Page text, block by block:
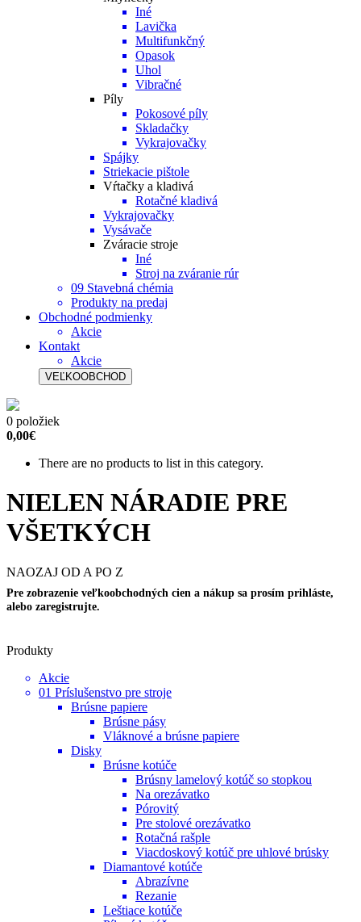
Iné
Lavička
Multifunkčný
Opasok
Uhol
Vibračné
Píly
Pokosové píly
Skladačky
Vykrajovačky
Spájky
Striekacie pištole
Vŕtačky a kladivá
Rotačné kladivá
Vykrajovačky
Vysávače
Zváracie stroje
Iné
Stroj na zváranie rúr
09 Stavebná chémia
Produkty na predaj
Obchodné podmienky
Akcie
Kontakt
Akcie
VEĽKOOBCHOD
0 položiek
0,00€
There are no products to list in this category.
NIELEN NÁRADIE PRE
VŠETKÝCH
NAOZAJ OD A PO Z
Pre zobrazenie veľkoobchodných cien a nákup sa prosím prihláste,
alebo zaregistrujte.
Produkty
Akcie
01 Príslušenstvo pre stroje
Brúsne papiere
Brúsne pásy
Vláknové a brúsne papiere
Disky
Brúsne kotúče
Brúsny lamelový kotúč so stopkou
Na orezávatko
Pórovitý
Pre stolové orezávatko
Rotačná rašple
Viacdoskový kotúč pre uhlové brúsky
Diamantové kotúče
Abrazívne
Rezanie
Leštiace kotúče